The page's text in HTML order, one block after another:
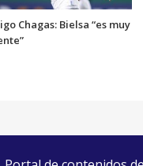
Chagas: Bielsa “es muy